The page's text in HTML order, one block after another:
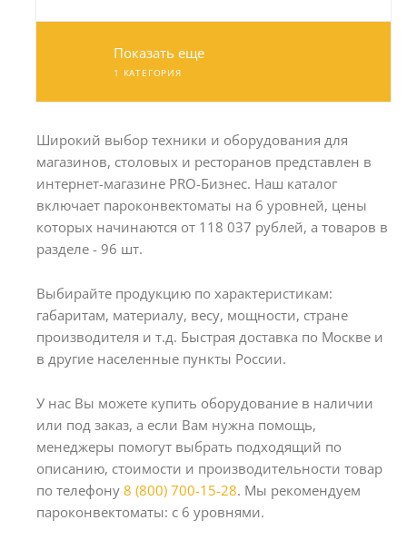
Показать еще
1 КАТЕГОРИЯ
Широкий выбор техники и оборудования для
магазинов, столовых и ресторанов представлен в
интернет-магазине PRO-Бизнес. Наш каталог
включает пароконвектоматы на 6 уровней, цены
которых начинаются от 118 037 рублей, а товаров в
разделе - 96 шт.
Выбирайте продукцию по характеристикам:
габаритам, материалу, весу, мощности, стране
производителя и т.д. Быстрая доставка по Москве и
в другие населенные пункты России.
У нас Вы можете купить оборудование в наличии
или под заказ, а если Вам нужна помощь,
менеджеры помогут выбрать подходящий по
описанию, стоимости и производительности товар
по телефону 8 (800) 700-15-28. Мы рекомендуем
пароконвектоматы: с 6 уровнями.